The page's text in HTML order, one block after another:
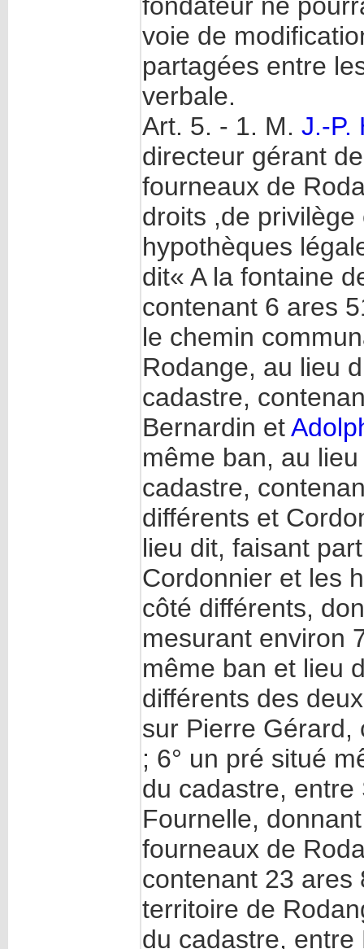
voie de
partagées entre
verbale.
Art. 5. - 1. M. J.-P.
directeur gérant
fourneaux de
droits ,de
hypothèques
dit« A la fontaine
contenant 6 ares
le chemin
Rodange, au lieu
cadastre,
Bernardin et
même ban, au
cadastre,
différents et
lieu dit, faisant
Cordonnier et les
côté différents,
mesurant environ
même ban et lieu
différents des
sur Pierre Gérard,
; 6° un pré situé
du cadastre,
Fournelle,
fourneaux de
contenant 23 ares
territoire de
du cadastre, entre